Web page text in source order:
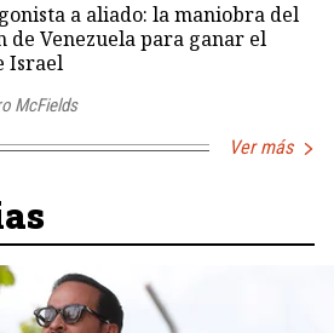
a aliado: la maniobra del
de Venezuela para ganar el
Israel
McFields
Ver más